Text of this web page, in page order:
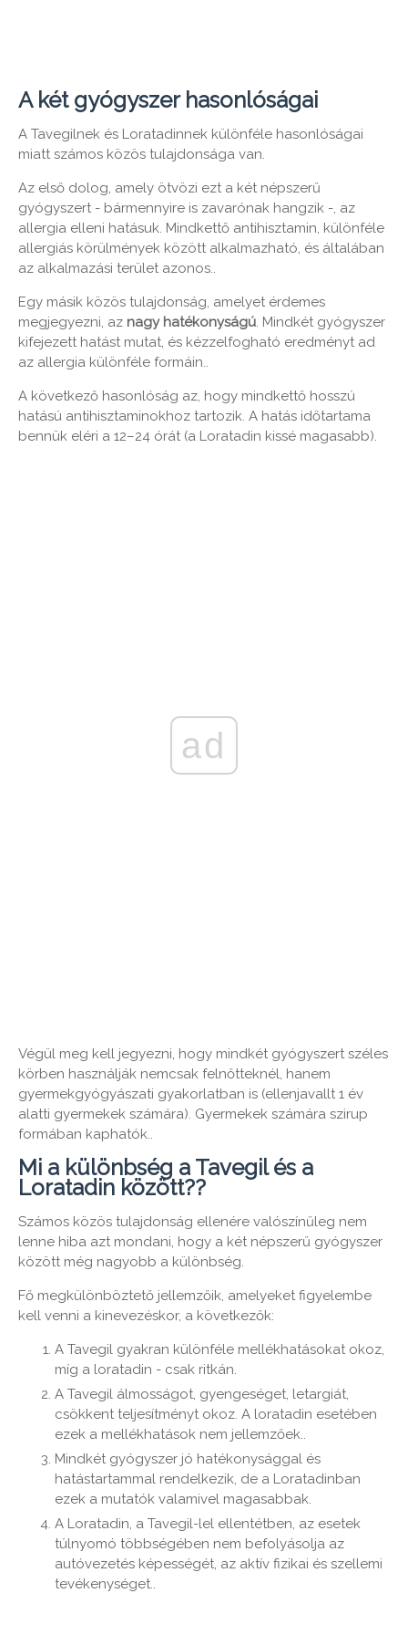
A két gyógyszer hasonlóságai
A Tavegilnek és Loratadinnek különféle hasonlóságai
miatt számos közös tulajdonsága van.
Az első dolog, amely ötvözi ezt a két népszerű
gyógyszert - bármennyire is zavarónak hangzik -, az
allergia elleni hatásuk. Mindkettő antihisztamin, különféle
allergiás körülmények között alkalmazható, és általában
az alkalmazási terület azonos..
Egy másik közös tulajdonság, amelyet érdemes
megjegyezni, az nagy hatékonyságú. Mindkét gyógyszer
kifejezett hatást mutat, és kézzelfogható eredményt ad
az allergia különféle formáin..
A következő hasonlóság az, hogy mindkettő hosszú
hatású antihisztaminokhoz tartozik. A hatás időtartama
bennük eléri a 12–24 órát (a Loratadin kissé magasabb).
ad
Végül meg kell jegyezni, hogy mindkét gyógyszert széles
körben használják nemcsak felnőtteknél, hanem
gyermekgyógyászati ​​gyakorlatban is (ellenjavallt 1 év
alatti gyermekek számára). Gyermekek számára szirup
formában kaphatók..
Mi a különbség a Tavegil és a
Loratadin között??
Számos közös tulajdonság ellenére valószínűleg nem
lenne hiba azt mondani, hogy a két népszerű gyógyszer
között még nagyobb a különbség.
Fő megkülönböztető jellemzőik, amelyeket figyelembe
kell venni a kinevezéskor, a következők:
A Tavegil gyakran különféle mellékhatásokat okoz,
míg a loratadin - csak ritkán.
A Tavegil álmosságot, gyengeséget, letargiát,
csökkent teljesítményt okoz. A loratadin esetében
ezek a mellékhatások nem jellemzőek..
Mindkét gyógyszer jó hatékonysággal és
hatástartammal rendelkezik, de a Loratadinban
ezek a mutatók valamivel magasabbak.
A Loratadin, a Tavegil-lel ellentétben, az esetek
túlnyomó többségében nem befolyásolja az
autóvezetés képességét, az aktív fizikai és szellemi
tevékenységet..